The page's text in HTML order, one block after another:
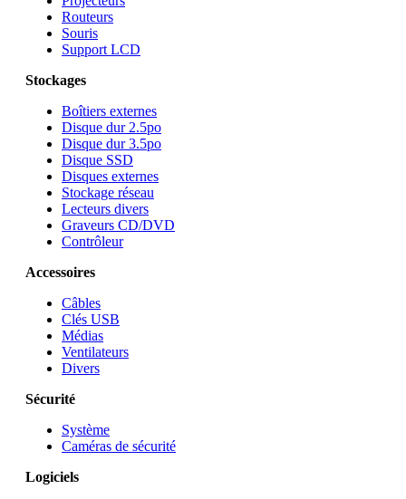
Routeurs
Souris
Support LCD
Stockages
Boîtiers externes
Disque dur 2.5po
Disque dur 3.5po
Disque SSD
Disques externes
Stockage réseau
Lecteurs divers
Graveurs CD/DVD
Contrôleur
Accessoires
Câbles
Clés USB
Médias
Ventilateurs
Divers
Sécurité
Système
Caméras de sécurité
Logiciels